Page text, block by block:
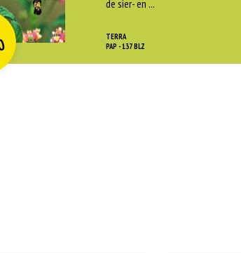
de sier- en ...
TERRA
PAP - 137 BLZ
€ 21,99.
€ 9,90.